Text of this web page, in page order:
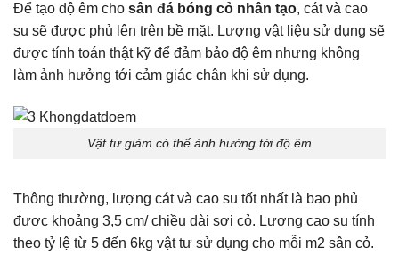
Để tạo độ êm cho sân đá bóng cỏ nhân tạo, cát và cao
su sẽ được phủ lên trên bề mặt. Lượng vật liệu sử dụng sẽ
được tính toán thật kỹ để đảm bảo độ êm nhưng không
làm ảnh hưởng tới cảm giác chân khi sử dụng.
Vật tư giảm có thể ảnh hưởng tới độ êm
Thông thường, lượng cát và cao su tốt nhất là bao phủ
được khoảng 3,5 cm/ chiều dài sợi cỏ. Lượng cao su tính
theo tỷ lệ từ 5 đến 6kg vật tư sử dụng cho mỗi m2 sân cỏ.